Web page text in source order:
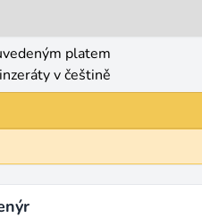
platem
v češtině